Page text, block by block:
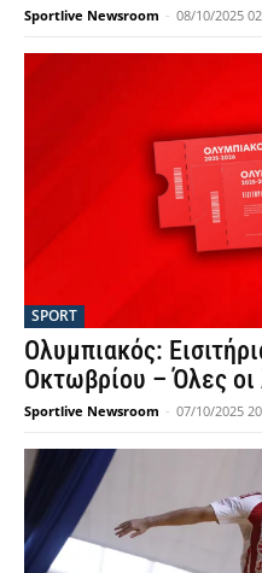
Sportlive Newsroom - 08/10/2025
SPORT
Ολυμπιακός:
Οκτωβρίου – Όλες οι
Sportlive Newsroom - 07/10/2025